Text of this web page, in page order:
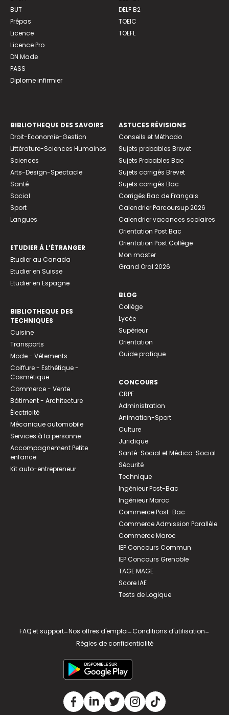
BUT
Prépas
Licence
Licence Pro
DN Made
PASS
Diplome infirmier
DELF B2
TOEIC
TOEFL
BIBLIOTHEQUE DES SAVOIRS
Droit-Economie-Gestion
Littérature-Sciences Humaines
Sciences
Arts-Design-Spectacle
Santé
Social
Sport
Langues
ETUDIER À L’ÉTRANGER
Etudier au Canada
Etudier en Suisse
Etudier en Espagne
BIBLIOTHEQUE DES
TECHNIQUES
Cuisine
Transports
Mode - Vêtements
Coiffure - Esthétique -
Cosmétique
Commerce - Vente
Bâtiment - Architecture
Électricité
Mécanique automobile
Services à la personne
Accompagnement Petite
enfance
Kit auto-entrepreneur
ASTUCES RÉVISIONS
Conseils et Méthodo
Sujets probables Brevet
Sujets Probables Bac
Sujets corrigés Brevet
Sujets corrigés Bac
Corrigés Bac de Français
Calendrier Parcoursup 2026
Calendrier vacances scolaires
Orientation Post Bac
Orientation Post Collège
Mon master
Grand Oral 2026
BLOG
Collège
Lycée
Supérieur
Orientation
Guide pratique
CONCOURS
CRPE
Administration
Animation-Sport
Culture
Juridique
Santé-Social et Médico-Social
Sécurité
Technique
Ingénieur Post-Bac
Ingénieur Maroc
Commerce Post-Bac
Commerce Admission Parallèle
Commerce Maroc
IEP Concours Commun
IEP Concours Grenoble
TAGE MAGE
Score IAE
Tests de Logique
FAQ et support-Nos offres d'emploi-Conditions d'utilisation-
Règles de confidentialité